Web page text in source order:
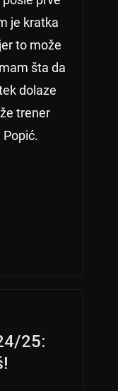
je kratka
to može
šta da
dolaze
trener
25: